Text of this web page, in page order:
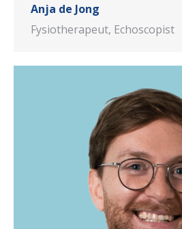
Anja de Jong
Fysiotherapeut, Echoscopist